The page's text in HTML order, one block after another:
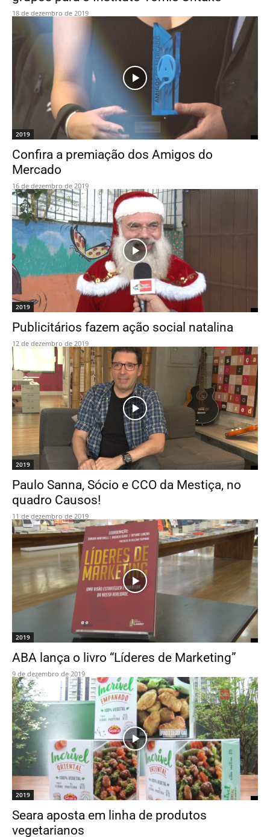
18 de dezembro de 2019
2019
Confira a premiação dos Amigos do
Mercado
16 de dezembro de 2019
2019
Publicitários fazem ação social natalina
12 de dezembro de 2019
2019
Paulo Sanna, Sócio e CCO da Mestiça, no
quadro Causos!
11 de dezembro de 2019
2019
ABA lança o livro “Líderes de Marketing”
9 de dezembro de 2019
2019
Seara aposta em linha de produtos
vegetarianos